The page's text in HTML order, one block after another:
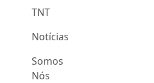
TNT
Notícias
Somos
Nós